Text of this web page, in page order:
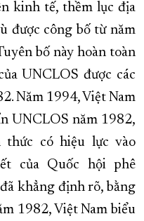
kinh tế, thềm lục địa
được công bố từ năm
bố này hoàn toàn
UNCLOS được các
Năm 1994, Việt Nam
UNCLOS năm 1982,
có hiệu lực vào
của Quốc hội phê
khẳng định rõ, bằng
1982, Việt Nam biểu